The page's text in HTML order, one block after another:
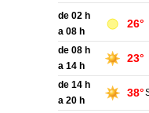
de 02 h
a 08 h
26°
de 08 h
a 14 h
23°
de 14 h
a 20 h
38°